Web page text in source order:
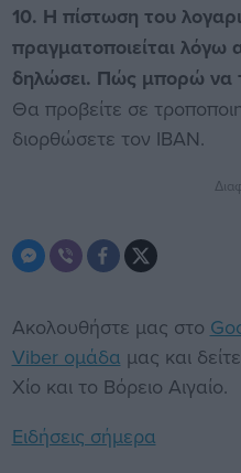
10. Η πίστωση του
πραγματοποιείται
δηλώσει. Πώς μπορώ να
Θα προβείτε σε
διορθώσετε τον ΙΒΑΝ.
Ακολουθήστε μας στο
Viber ομάδα μας και
Χίο και το Βόρειο Αιγαίο.
Ειδήσεις σήμερα